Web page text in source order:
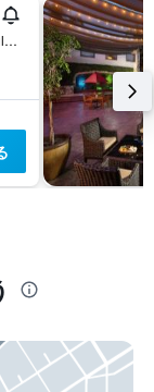
736 South Indian Hill Boulevard, クレアモント, CA, アメリカ合衆国